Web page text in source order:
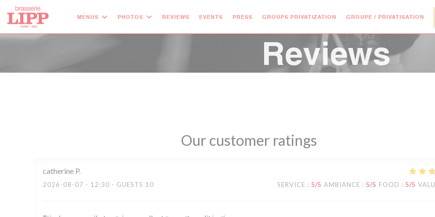
Personalizing your cookie choices
MENUS PHOTOS REVIEWS EVENTS PRESS GROUPS PRIVATIZATION GROUPE / PRIVATISATION
Reviews
Our customer ratings
catherine P
2026-08-07 - 12:30 - GUESTS 10 SERVICE : 5/5 AMBIANCE : 5/5 FOOD : 5/5